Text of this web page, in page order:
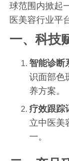
球范围内掀起
医美容行业平
一、科技
智能诊断
识面部色
养方案。
疗效跟踪
立中医美
一。